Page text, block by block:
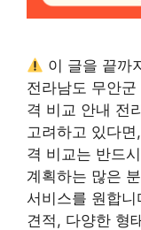
이 글을 끝까
전라남도 무안
격 비교 안내 전
고려하고 있다
격 비교는 반드
계획하는 많은
서비스를 원합
견적, 다양한 형